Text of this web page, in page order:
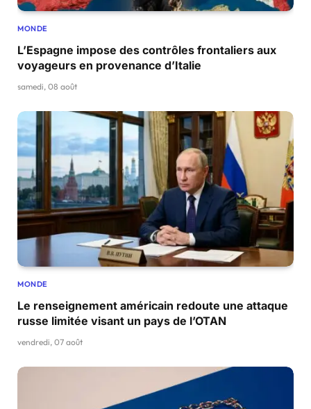
MONDE
L’Espagne impose des contrôles frontaliers aux
voyageurs en provenance d’Italie
samedi, 08 août
MONDE
Le renseignement américain redoute une attaque
russe limitée visant un pays de l’OTAN
vendredi, 07 août